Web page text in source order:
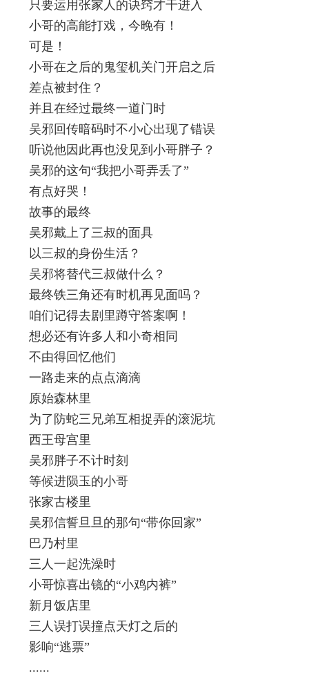
只要运用张家人的诀窍才干进入
小哥的高能打戏，今晚有！
可是！
小哥在之后的鬼玺机关门开启之后
差点被封住？
并且在经过最终一道门时
吴邪回传暗码时不小心出现了错误
听说他因此再也没见到小哥胖子？
吴邪的这句“我把小哥弄丢了”
有点好哭！
故事的最终
吴邪戴上了三叔的面具
以三叔的身份生活？
吴邪将替代三叔做什么？
最终铁三角还有时机再见面吗？
咱们记得去剧里蹲守答案啊！
想必还有许多人和小奇相同
不由得回忆他们
一路走来的点点滴滴
原始森林里
为了防蛇三兄弟互相捉弄的滚泥坑
西王母宫里
吴邪胖子不计时刻
等候进陨玉的小哥
张家古楼里
吴邪信誓旦旦的那句“带你回家”
巴乃村里
三人一起洗澡时
小哥惊喜出镜的“小鸡内裤”
新月饭店里
三人误打误撞点天灯之后的
影响“逃票”
......